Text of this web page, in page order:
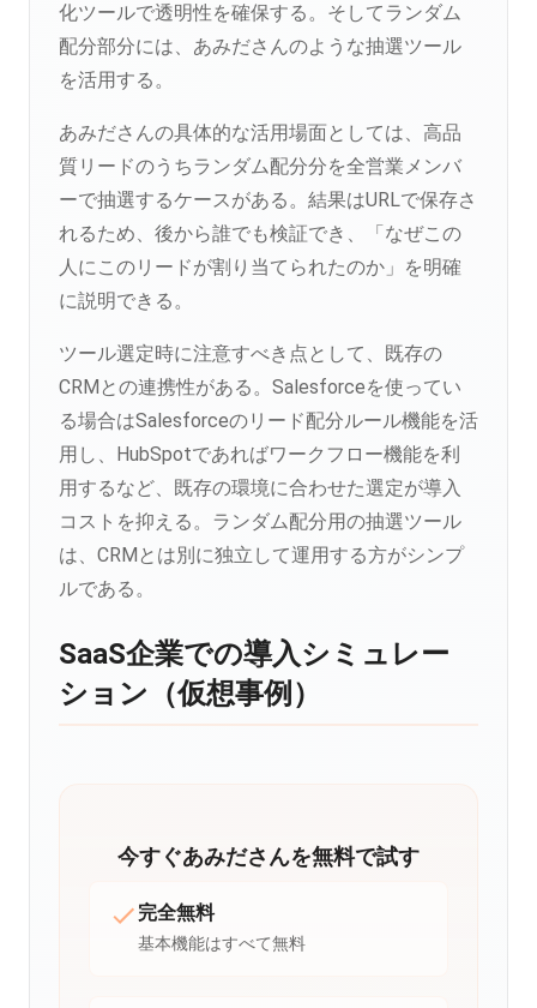
化ツールで透明性を確保する。そしてランダム
配分部分には、あみださんのような抽選ツール
を活用する。
あみださんの具体的な活用場面としては、高品
質リードのうちランダム配分分を全営業メンバ
ーで抽選するケースがある。結果はURLで保存さ
れるため、後から誰でも検証でき、「なぜこの
人にこのリードが割り当てられたのか」を明確
に説明できる。
ツール選定時に注意すべき点として、既存の
CRMとの連携性がある。Salesforceを使ってい
る場合はSalesforceのリード配分ルール機能を活
用し、HubSpotであればワークフロー機能を利
用するなど、既存の環境に合わせた選定が導入
コストを抑える。ランダム配分用の抽選ツール
は、CRMとは別に独立して運用する方がシンプ
ルである。
SaaS企業での導入シミュレー
ション（仮想事例）
今すぐあみださんを無料で試す
完全無料
基本機能はすべて無料